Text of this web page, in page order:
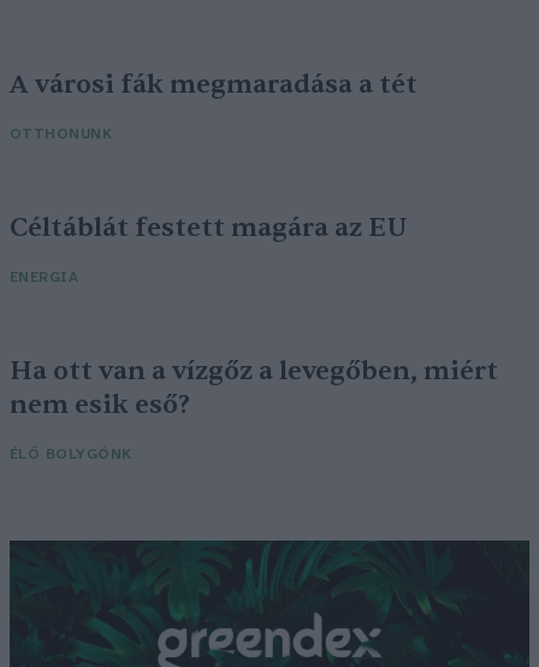
A városi fák megmaradása a tét
OTTHONUNK
Céltáblát festett magára az EU
ENERGIA
Ha ott van a vízgőz a levegőben, miért
nem esik eső?
ÉLŐ BOLYGÓNK